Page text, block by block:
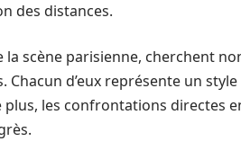
des distances.
scène parisienne, cherchent
Chacun d’eux représente un
plus, les confrontations directes